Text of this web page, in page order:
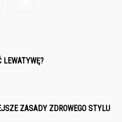
LEWATYWĘ?
ZASADY ZDROWEGO STYLU